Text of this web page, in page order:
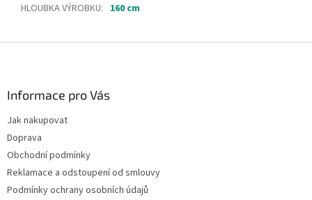
HLOUBKA VÝROBKU: 160 cm
Informace pro Vás
Jak nakupovat
Doprava
Obchodní podmínky
Reklamace a odstoupení od smlouvy
Podmínky ochrany osobních údajů